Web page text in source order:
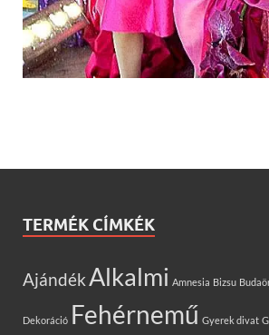
TERMÉK CÍMKÉK
AjándékAlkalmi Amnesia Bizsu
Dekoráció Fehérnemű Gyerek divat